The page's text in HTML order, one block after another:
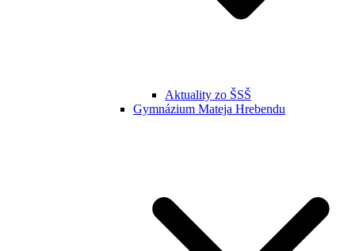
Aktuality zo ŠSŠ
Gymnázium Mateja Hrebendu